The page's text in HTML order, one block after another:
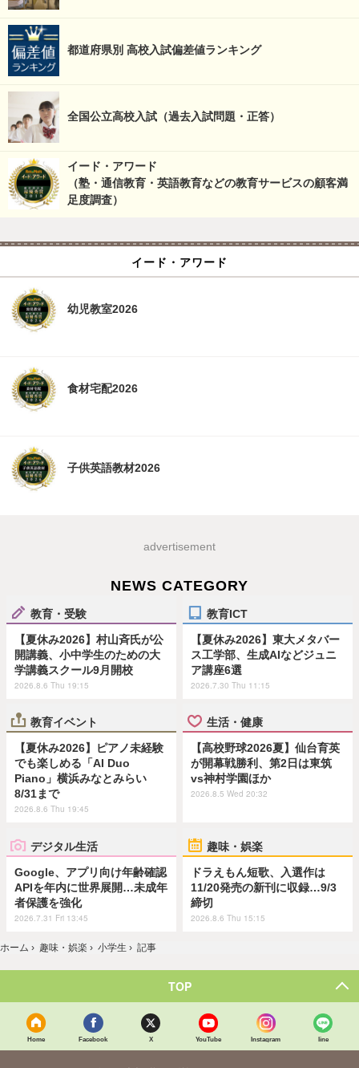
都道府県別 高校入試偏差値ランキング
全国公立高校入試（過去入試問題・正答）
イード・アワード
（塾・通信教育・英語教育などの教育サービスの顧客満
足度調査）
イード・アワード
幼児教室2026
食材宅配2026
子供英語教材2026
advertisement
NEWS CATEGORY
教育・受験
【夏休み2026】村山斉氏が公
開講義、小中学生のための大
学講義スクール9月開校
2026.8.6 Thu 19:15
教育ICT
【夏休み2026】東大メタバー
ス工学部、生成AIなどジュニ
ア講座6選
2026.7.30 Thu 11:15
教育イベント
【夏休み2026】ピアノ未経験
でも楽しめる「AI Duo
Piano」横浜みなとみらい
8/31まで
2026.8.6 Thu 19:45
生活・健康
【高校野球2026夏】仙台育英
が開幕戦勝利、第2日は東筑
vs神村学園ほか
2026.8.5 Wed 20:32
デジタル生活
Google、アプリ向け年齢確認
APIを年内に世界展開…未成年
者保護を強化
2026.7.31 Fri 13:45
趣味・娯楽
ドラえもん短歌、入選作は
11/20発売の新刊に収録…9/3
締切
2026.8.6 Thu 15:15
ホーム › 趣味・娯楽 › 小学生 › 記事
TOP
Home Facebook X YouTube Instagram line